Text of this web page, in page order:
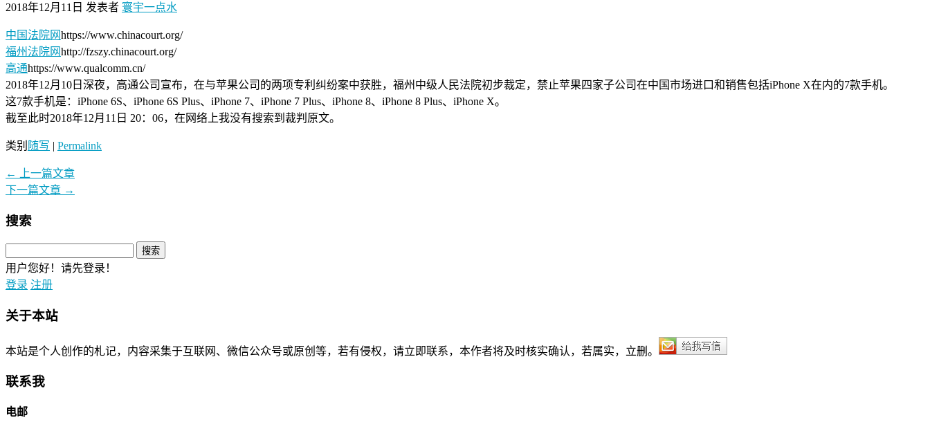
2018年12月11日 发表者 寰宇一点水
中国法院网https://www.chinacourt.org/
福州法院网http://fzszy.chinacourt.org/
高通https://www.qualcomm.cn/
2018年12月10日深夜，高通公司宣布，在与苹果公司的两项专利纠纷案中获胜，福州中级人民法院初步裁定，禁止苹果四家子公司在中国市场进口和销售包括iPhone X在内的7款手机。
这7款手机是：iPhone 6S、iPhone 6S Plus、iPhone 7、iPhone 7 Plus、iPhone 8、iPhone 8 Plus、iPhone X。
截至此时2018年12月11日 20：06，在网络上我没有搜索到裁判原文。
类别 随写 | Permalink
←
上一篇文章
下一篇文章 →
搜索
用户您好！请先登录！
登录 注册
关于本站
本站是个人创作的札记，内容采集于互联网、微信公众号或原创等，若有侵权，请立即联系，本作者将及时核实确认，若属实，立删。
联系我
电邮